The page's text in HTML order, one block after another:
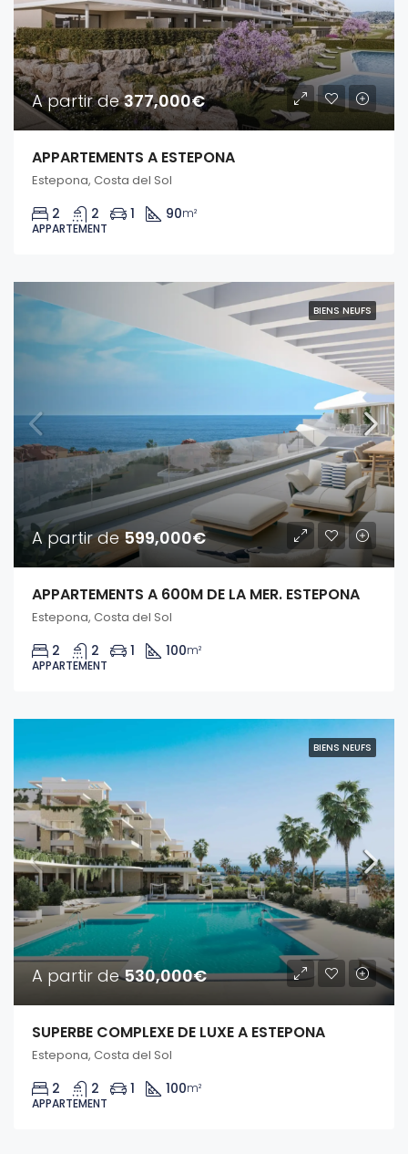
A partir de377,000€
APPARTEMENTS A ESTEPONA
Estepona, Costa del Sol
2 2 1 90m²
APPARTEMENT
BIENS NEUFS
A partir de 599,000€
APPARTEMENTS A 600M DE LA MER. ESTEPONA
Estepona, Costa del Sol
2 2 1 100m²
APPARTEMENT
BIENS NEUFS
A partir de530,000€
SUPERBE COMPLEXE DE LUXE A ESTEPONA
Estepona, Costa del Sol
2 2 1 100m²
APPARTEMENT